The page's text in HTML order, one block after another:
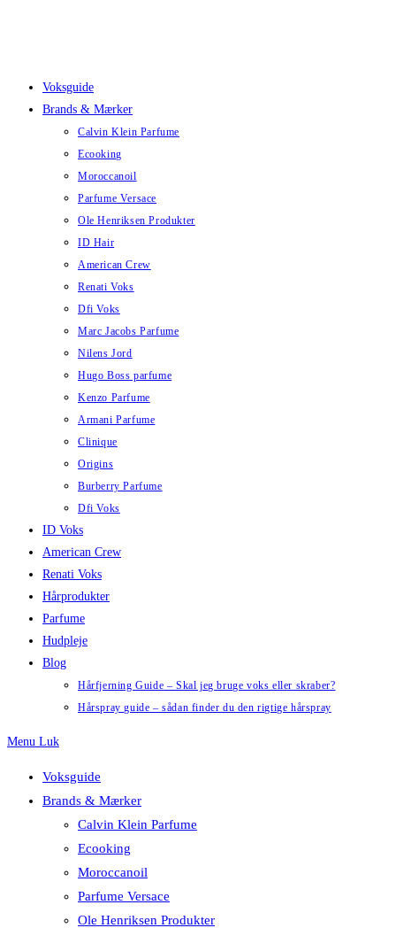
Voksguide
Brands & Mærker
Calvin Klein Parfume
Ecooking
Moroccanoil
Parfume Versace
Ole Henriksen Produkter
ID Hair
American Crew
Renati Voks
Dfi Voks
Marc Jacobs Parfume
Nilens Jord
Hugo Boss parfume
Kenzo Parfume
Armani Parfume
Clinique
Origins
Burberry Parfume
Dfi Voks
ID Voks
American Crew
Renati Voks
Hårprodukter
Parfume
Hudpleje
Blog
Hårfjerning Guide – Skal jeg bruge voks eller skraber?
Hårspray guide – sådan finder du den rigtige hårspray
Menu Luk
Voksguide
Brands & Mærker
Calvin Klein Parfume
Ecooking
Moroccanoil
Parfume Versace
Ole Henriksen Produkter